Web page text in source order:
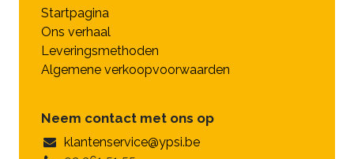
Startpagina
Ons verhaal
Leveringsmethoden
Algemene verkoopvoorwaarden
Neem contact met ons op
klantenservice@ypsi.be